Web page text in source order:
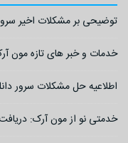
توضیحی بر مشکلات اخیر
خدمات و خبر های تازه مون
اطلاعیه حل مشکلات سرور
خدمتی نو از مون آرک: